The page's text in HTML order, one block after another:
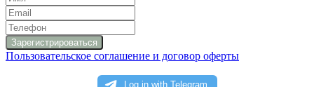
Пользовательское соглашение и договор оферты